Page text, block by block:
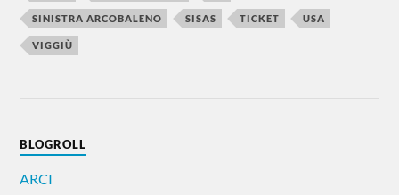
SINISTRA ARCOBALENO SISAS TICKET USA
VIGGIÙ
BLOGROLL
ARCI